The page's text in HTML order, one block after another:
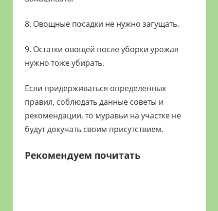
8. Овощные посадки не нужно загущать.
9. Остатки овощей после уборки урожая
нужно тоже убирать.
Если придерживаться определенных
правил, соблюдать данные советы и
рекомендации, то муравьи на участке не
будут докучать своим присутствием.
Рекомендуем почитать